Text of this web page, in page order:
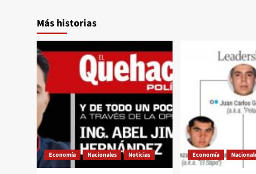
Más historias
Economía Nacionales Noticias Economía